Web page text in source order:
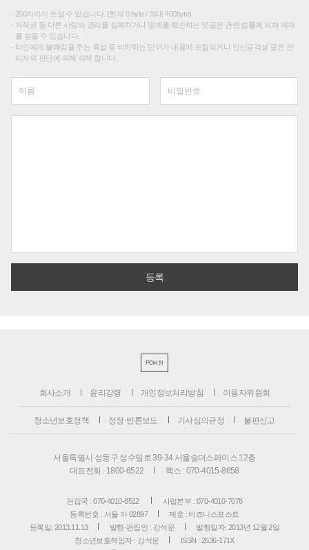
200자까지 쓰실 수 있습니다. (현재 0 byte / 최대 400byte)
저작권 등 다른 사람의 권리를 침해하거나 명예를 훼손하는 댓글은 관련 법률에 의해 제재
를 받을 수 있습니다.
타인에게 불쾌감을 주는 욕설 등 비하하는 단어가 내용에 포함되거나 인신공격성 글은 관
리자의 판단에 의해 삭제 합니다.
PC버전
회사소개 윤리강령 개인정보처리방침 이용자위원회
청소년보호정책 정정·반론보도 기사심의규정 불편신고
서울특별시 성동구 성수일로 39-34 서울숲더스페이스 12층
대표전화 : 1800-6522
팩스 : 070-4015-8658
편집국 : 070-4010-8512
사업본부 : 070-4010-7078
등록번호 : 서울 아 02897
제호 : 비즈니스포스트
등록일: 2013.11.13
발행·편집인 : 강석운
발행일자: 2013년 12월 2일
청소년보호책임자 : 강석운
ISSN : 2636-171X